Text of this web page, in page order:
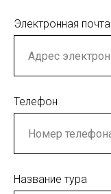
Электронная почта
Телефон
Название тура